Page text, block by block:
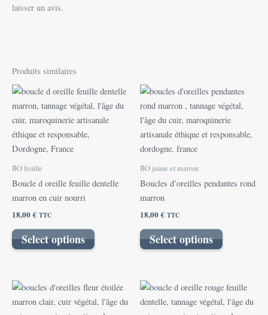
laisser un avis.
Produits similaires
BO feuille
Boucle d oreille feuille dentelle
marron en cuir nourri
18,00€TTC
Select options
BO jaune et marron
Boucles d’oreilles pendantes rond
marron
18,00€TTC
Select options